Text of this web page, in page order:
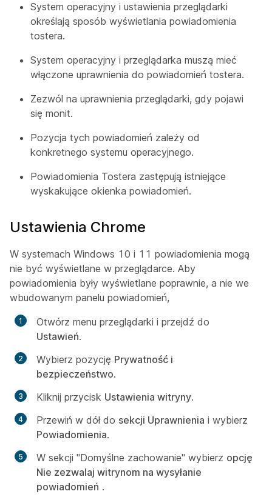
System operacyjny i ustawienia przeglądarki
określają sposób wyświetlania powiadomienia
tostera.
System operacyjny i przeglądarka muszą mieć
włączone uprawnienia do powiadomień tostera.
Zezwól na uprawnienia przeglądarki, gdy pojawi
się monit.
Pozycja tych powiadomień zależy od
konkretnego systemu operacyjnego.
Powiadomienia Tostera zastępują istniejące
wyskakujące okienka powiadomień.
Ustawienia Chrome
W systemach Windows 10 i 11 powiadomienia mogą
nie być wyświetlane w przeglądarce. Aby
powiadomienia były wyświetlane poprawnie, a nie we
wbudowanym panelu powiadomień,
Otwórz menu przeglądarki i przejdź do
Ustawień.
Wybierz pozycję Prywatność i
bezpieczeństwo.
Kliknij przycisk Ustawienia witryny.
Przewiń w dół do sekcji Uprawnienia i wybierz
Powiadomienia.
W sekcji "Domyślne zachowanie" wybierz opcję
Nie zezwalaj witrynom na wysyłanie
powiadomień .